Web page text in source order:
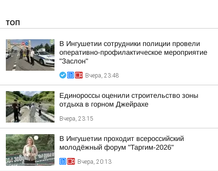
ТОП
В Ингушетии сотрудники полиции провели
оперативно-профилактическое мероприятие
"Заслон"
Вчера, 23:48
Единороссы оценили строительство зоны
отдыха в горном Джейрахе
Вчера, 23:15
В Ингушетии проходит всероссийский
молодёжный форум "Таргим-2026"
Вчера, 20:13